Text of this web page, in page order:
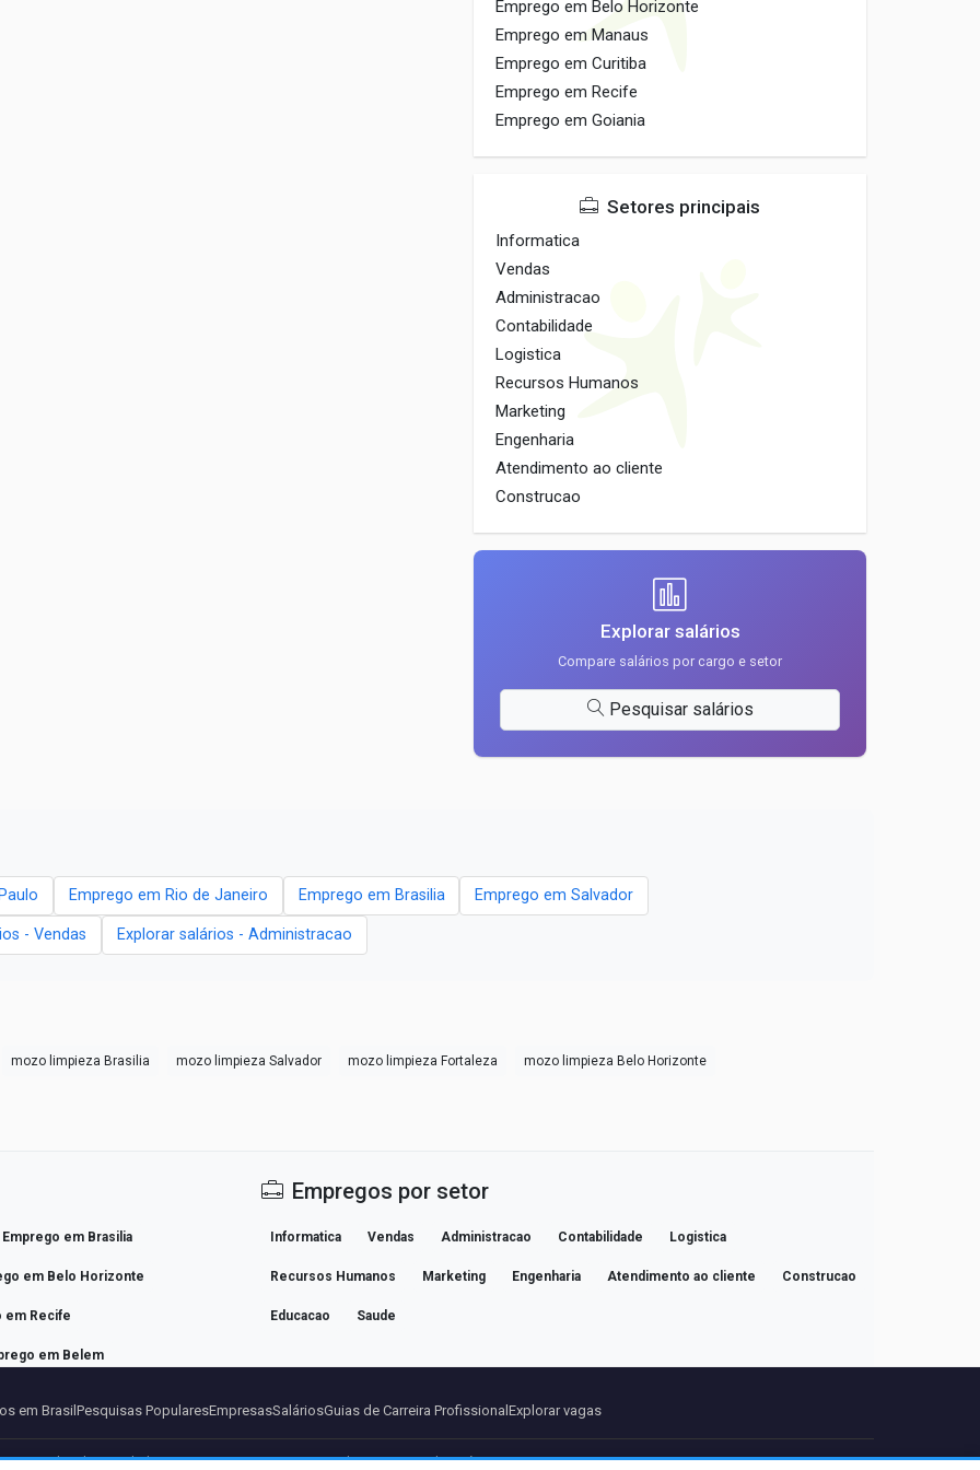
Emprego em Belo Horizonte
Emprego em Manaus
Emprego em Curitiba
Emprego em Recife
Emprego em Goiania
Setores principais
Informatica
Vendas
Administracao
Contabilidade
Logistica
Recursos Humanos
Marketing
Engenharia
Atendimento ao cliente
Construcao
Explorar salários
Compare salários por cargo e setor
Pesquisar salários
Emprego em Rio de Janeiro Emprego em Brasilia Emprego em Salvador
- Vendas Explorar salários - Administracao
mozo limpieza Brasilia mozo limpieza Salvador mozo limpieza Fortaleza mozo limpieza Belo Horizonte
Emprego em Brasilia
em Belo Horizonte
em Recife
em Belem
Empregos por setor
Informatica Vendas Administracao Contabilidade Logistica
Recursos Humanos Marketing Engenharia Atendimento ao cliente Construcao
Educacao Saude
em Brasil Pesquisas PopularesEmpresasSaláriosGuias de Carreira Profissional Explorar vagas
Aviso legalPrivacidadeTermosTermos PremiumCancelar PremiumSobre NósContato